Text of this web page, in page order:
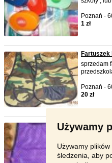
Używamy
Używamy
śledzenia, aby
Poznań -
1 zł
Fartuszek
sprzedam
Poznań -
20 zł
Fartuszki
6 lat
Poznań -